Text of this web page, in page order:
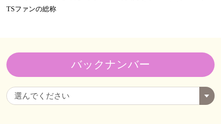
TSファンの総称
バックナンバー